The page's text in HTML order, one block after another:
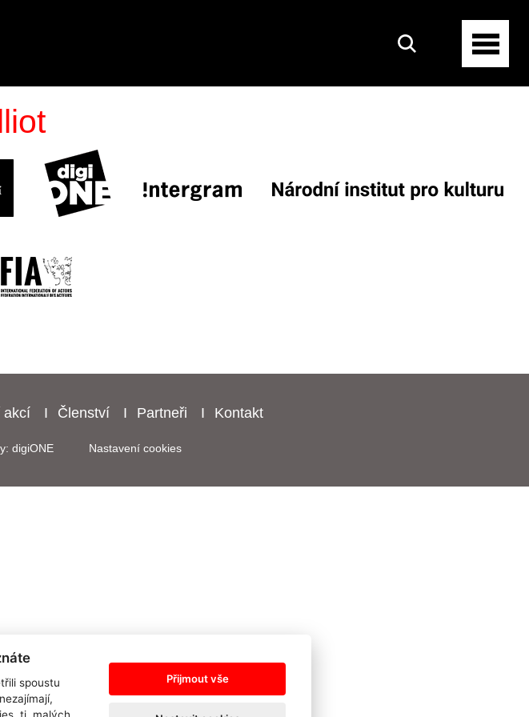
akcí Členství Partneři Kontakt
digiONE Nastavení cookies
spoustu
Přijmout vše